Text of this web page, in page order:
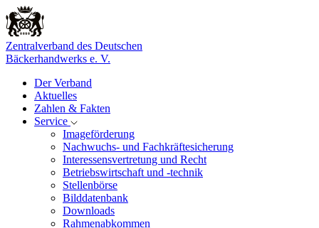
Zentralverband des Deutschen
Bäckerhandwerks e. V.
Der Verband
Aktuelles
Zahlen & Fakten
Service
Imageförderung
Nachwuchs- und Fachkräftesicherung
Interessensvertretung und Recht
Betriebswirtschaft und -technik
Stellenbörse
Bilddatenbank
Downloads
Rahmenabkommen